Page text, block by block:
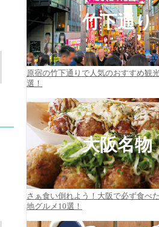
竹下通り
原宿の竹下通りで人気のおすすめ観
選！
大阪名物
さぁ食い倒れよう！大阪で必ず食べ
地グルメ10選！